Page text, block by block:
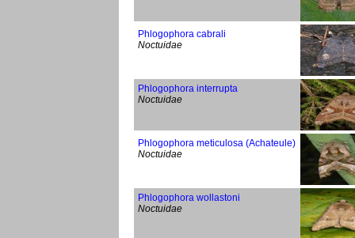
Phlogophora cabrali
Noctuidae
Phlogophora interrupta
Noctuidae
Phlogophora meticulosa (Achateule)
Noctuidae
Phlogophora wollastoni
Noctuidae